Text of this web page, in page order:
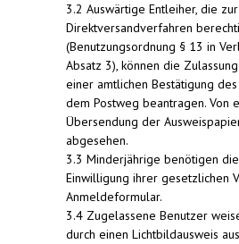
3.2 Auswärtige Entleiher, die
Direktversandverfahren
(Benutzungsordnung § 13 in
Absatz 3), können die
einer amtlichen Bestätigung
dem Postweg beantragen. Von
Übersendung der
abgesehen.
3.3 Minderjährige benötigen
Einwilligung ihrer gesetzlichen
Anmeldeformular.
3.4 Zugelassene Benutzer
durch einen Lichtbildausweis